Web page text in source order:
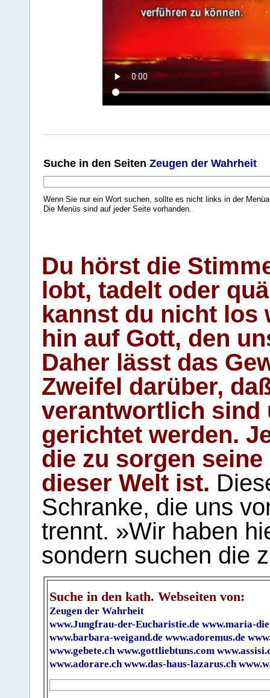
Suche in den Seiten Zeugen der Wahrheit
Wenn Sie nur ein Wort suchen, sollte es nicht links in der
Die Menüs sind auf jeder Seite vorhanden..
Du hörst die
lobt, tadelt oder
kannst du nicht los
hin auf Gott, den
Daher lässt das
Zweifel darüber,
verantwortlich sind
gerichtet werden.
die zu sorgen
dieser Welt ist.
Schranke, die uns
trennt. »Wir haben
sondern suchen die
Suche in den kath. Webseiten von:
Zeugen der Wahrheit
www.Jungfrau-der-Eucharistie.de www.maria-
www.barbara-weigand.de www.adoremus.de
www.gebete.ch www.gottliebtuns.com
www.adorare.ch www.das-haus-lazarus.ch